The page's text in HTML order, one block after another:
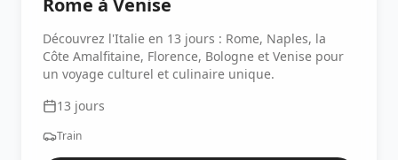
Rome à Venise
Découvrez l'Italie en 13 jours : Rome, Naples, la
Côte Amalfitaine, Florence, Bologne et Venise pour
un voyage culturel et culinaire unique.
13 jours
Train